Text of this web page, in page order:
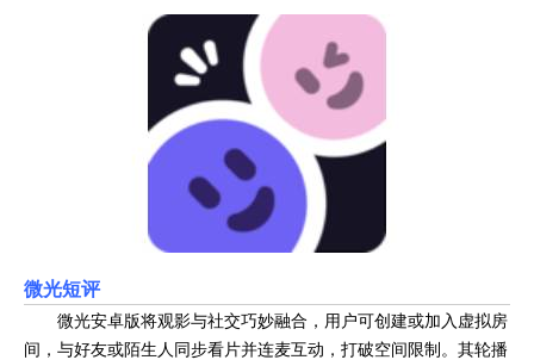
微光短评
微光安卓版将观影与社交巧妙融合，用户可创建或加入虚拟房
间，与好友或陌生人同步看片并连麦互动，打破空间限制。其轮播